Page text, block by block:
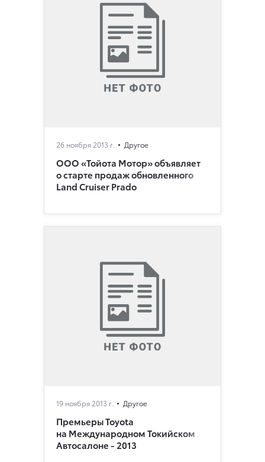
26 ноября 2013 г. Другое
ООО «Тойота Мотор» объявляет
о старте продаж обновленного
Land Cruiser Prado
19 ноября 2013 г. Другое
Премьеры Toyota
на Международном Токийском
Автосалоне - 2013